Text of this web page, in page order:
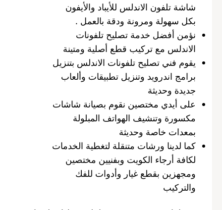
شاشة تلفون الاندلس للأيباد والأيفون
بكل سهولة ومرونة ودقة بالعمل .
نؤمن أفضل خدمة تصليح تلفونات
الاندلس مع تركيب قطع أصلية ومتينة
يقوم فني تصليح تلفونات الاندلس بتنزيل
برامج اندرويد وتنزيل تطبيقات وألعاب
جديدة وحديثة
على أيدي مختصين نقوم بصيانة شاشات
مكسورة وتنشيف الهواتف المبلولة
بمعدات خاصة وحديثة
كما لدينا ورشات متنقلة لتغطية الخدمات
لكافة أرجاء الكويت وبفنيين مختصين
ومجهزين بقطع غيار وأدوات للفك
والتركيب